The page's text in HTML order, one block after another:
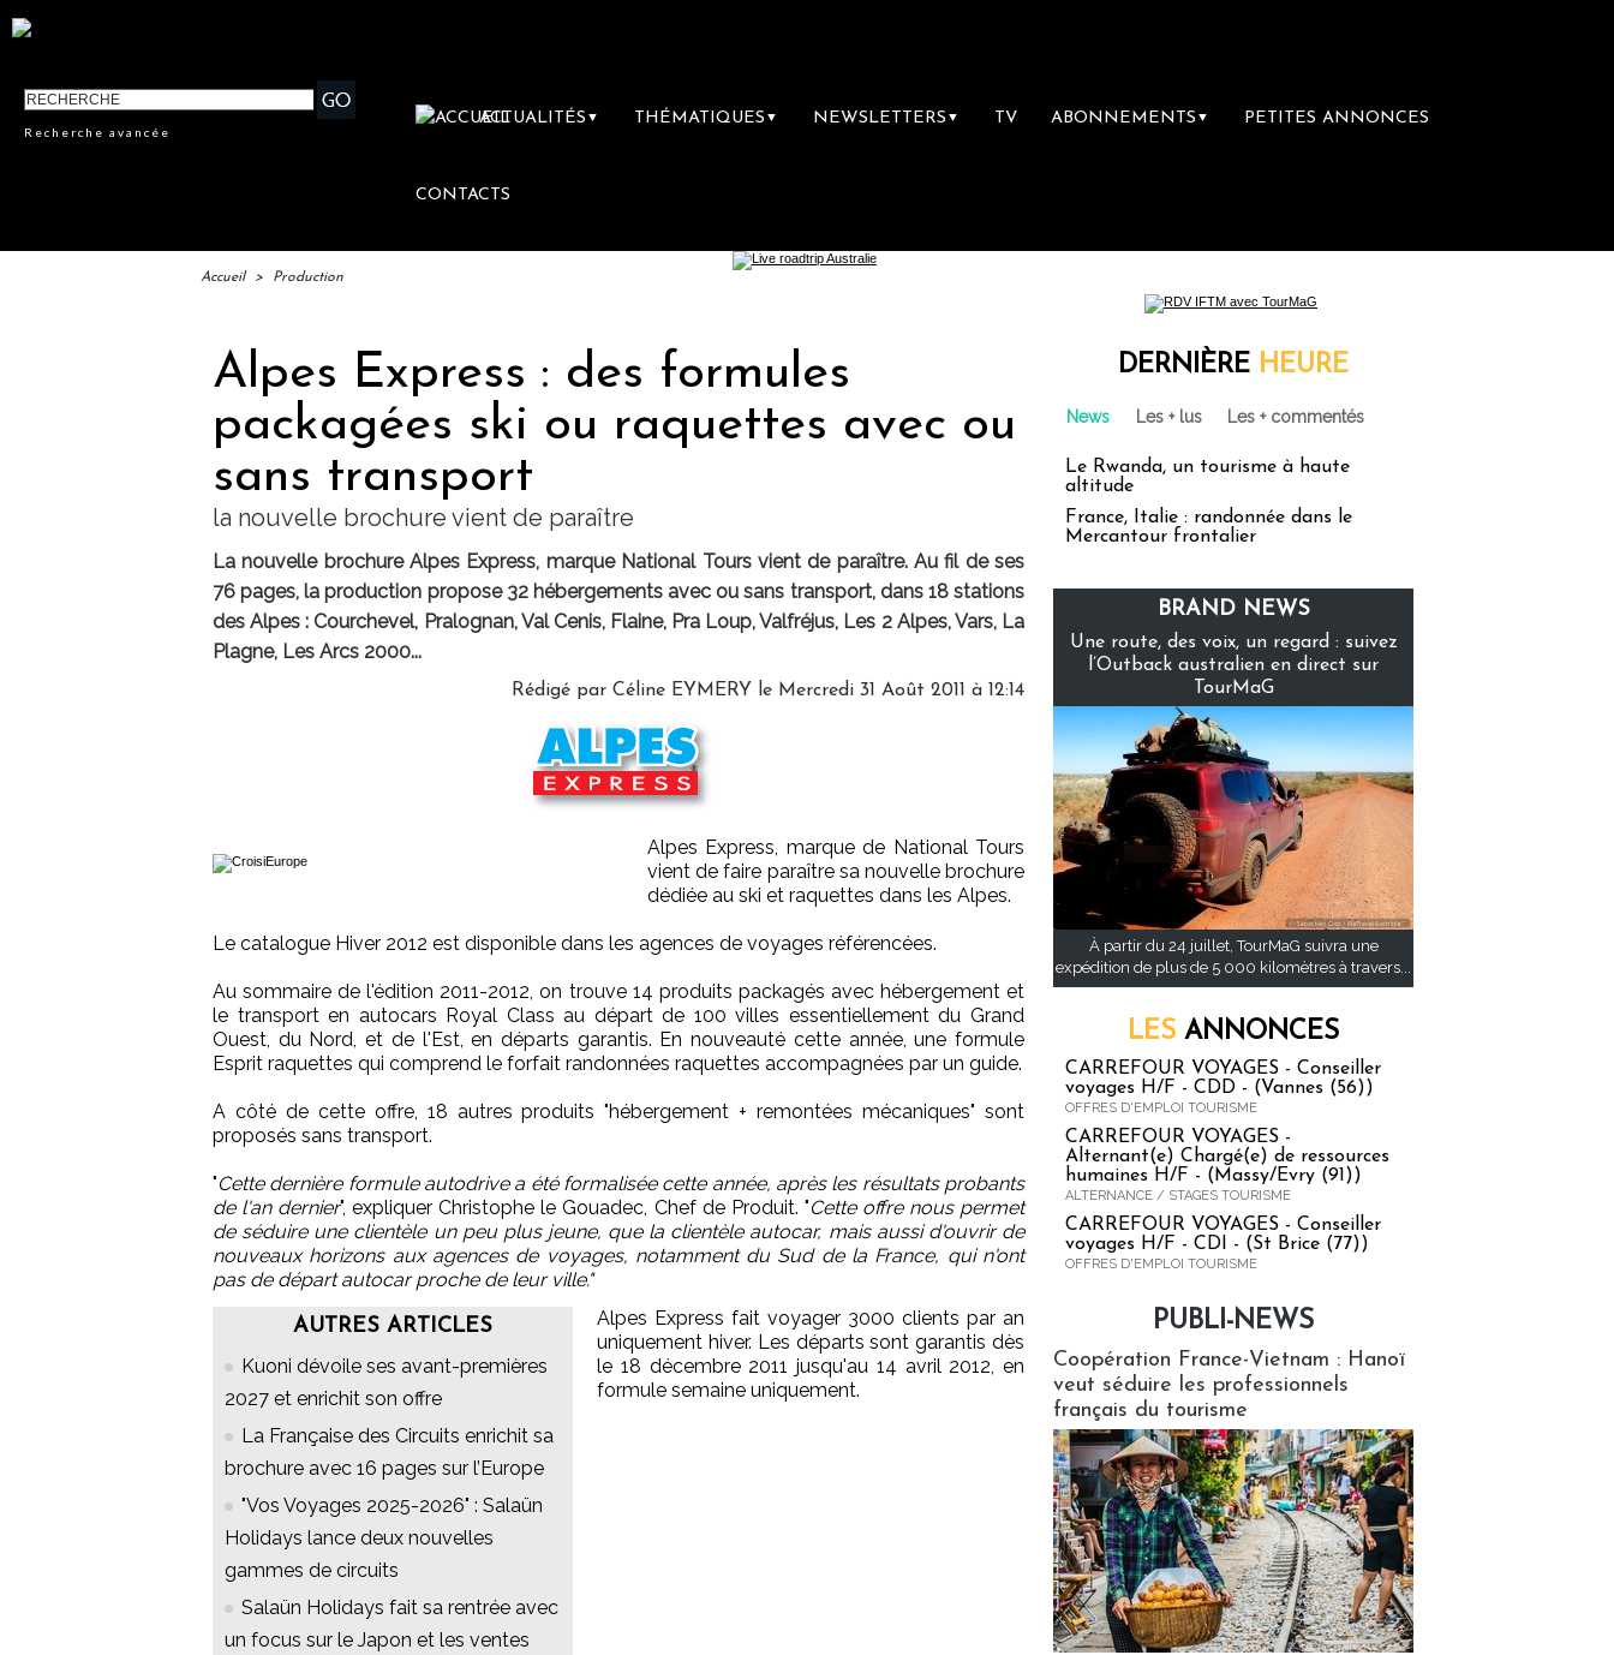
Recherche avancée
ACTUALITÉS ▼ THÉMATIQUES ▼ NEWSLETTERS ▼ TV ABONNEMENTS ▼ PETITES ANNONCES
CONTACTS
Accueil > Production
Alpes Express : des formules
packagées ski ou raquettes avec ou
sans transport
la nouvelle brochure vient de paraître
La nouvelle brochure Alpes Express, marque National Tours vient de paraître. Au fil de ses
76 pages, la production propose 32 hébergements avec ou sans transport, dans 18 stations
des Alpes : Courchevel, Pralognan, Val Cenis, Flaine, Pra Loup, Valfréjus, Les 2 Alpes, Vars, La
Plagne, Les Arcs 2000...
Rédigé par Céline EYMERY le Mercredi 31 Août 2011 à 12:14
Alpes Express, marque de National Tours
vient de faire paraître sa nouvelle brochure
dédiée au ski et raquettes dans les Alpes.
Le catalogue Hiver 2012 est disponible dans les agences de voyages référencées.
Au sommaire de l'édition 2011-2012, on trouve 14 produits packagés avec hébergement et
le transport en autocars Royal Class au départ de 100 villes essentiellement du Grand
Ouest, du Nord, et de l'Est, en départs garantis. En nouveauté cette année, une formule
Esprit raquettes qui comprend le forfait randonnées raquettes accompagnées par un guide.
A côté de cette offre, 18 autres produits "hébergement + remontées mécaniques" sont
proposés sans transport.
"Cette dernière formule autodrive a été formalisée cette année, après les résultats probants
de l'an dernier", expliquer Christophe le Gouadec, Chef de Produit. "Cette offre nous permet
de séduire une clientèle un peu plus jeune, que la clientèle autocar, mais aussi d'ouvrir de
nouveaux horizons aux agences de voyages, notamment du Sud de la France, qui n'ont
pas de départ autocar proche de leur ville."
AUTRES ARTICLES
Kuoni dévoile ses avant-premières
2027 et enrichit son offre
La Française des Circuits enrichit sa
brochure avec 16 pages sur l’Europe
"Vos Voyages 2025-2026" : Salaün
Holidays lance deux nouvelles
gammes de circuits
Salaün Holidays fait sa rentrée avec
un focus sur le Japon et les ventes
Alpes Express fait voyager 3000 clients par an
uniquement hiver. Les départs sont garantis dès
le 18 décembre 2011 jusqu'au 14 avril 2012, en
formule semaine uniquement.
DERNIÈRE HEURE
News Les + lus Les + commentés
Le Rwanda, un tourisme à haute
altitude
France, Italie : randonnée dans le
Mercantour frontalier
BRAND NEWS
Une route, des voix, un regard : suivez
l’Outback australien en direct sur
TourMaG
À partir du 24 juillet, TourMaG suivra une
expédition de plus de 5 000 kilomètres à travers...
LES ANNONCES
CARREFOUR VOYAGES - Conseiller
voyages H/F - CDD - (Vannes (56))
OFFRES D'EMPLOI TOURISME
CARREFOUR VOYAGES -
Alternant(e) Chargé(e) de ressources
humaines H/F - (Massy/Evry (91))
ALTERNANCE / STAGES TOURISME
CARREFOUR VOYAGES - Conseiller
voyages H/F - CDI - (St Brice (77))
OFFRES D'EMPLOI TOURISME
PUBLI-NEWS
Coopération France-Vietnam : Hanoï
veut séduire les professionnels
français du tourisme